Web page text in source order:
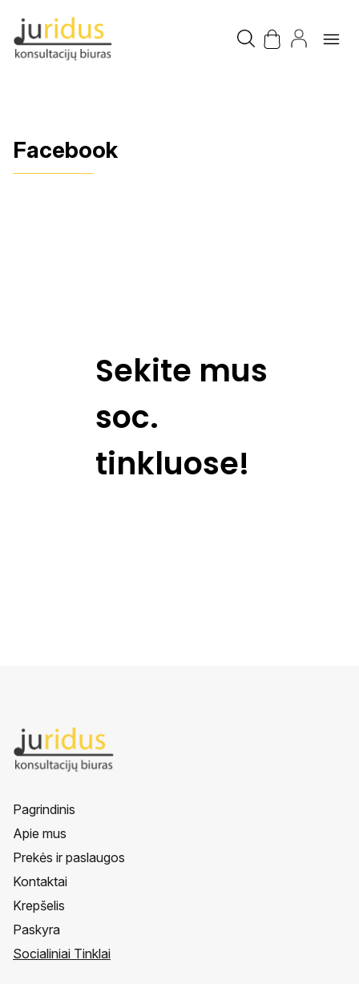
Sekite mus
soc.
tinkluose!
Facebook
Pagrindinis
Apie mus
Prekės ir paslaugos
Kontaktai
Krepšelis
Paskyra
Socialiniai Tinklai